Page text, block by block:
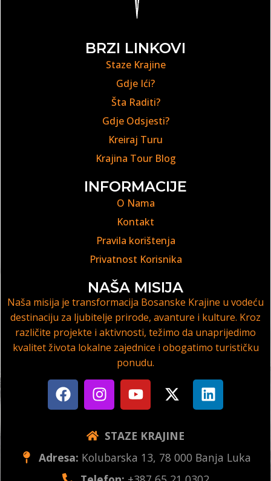
BRZI LINKOVI
Staze Krajine
Gdje Ići?
Šta Raditi?
Gdje Odsjesti?
Kreiraj Turu
Krajina Tour Blog
INFORMACIJE
O Nama
Kontakt
Pravila korištenja
Privatnost Korisnika
NAŠA MISIJA
Naša misija je transformacija Bosanske Krajine u vodeću
destinaciju za ljubitelje prirode, avanture i kulture. Kroz
različite projekte i aktivnosti, težimo da unaprijedimo
kvalitet života lokalne zajednice i obogatimo turističku
ponudu.
STAZE KRAJINE
Adresa: Kolubarska 13, 78 000 Banja Luka